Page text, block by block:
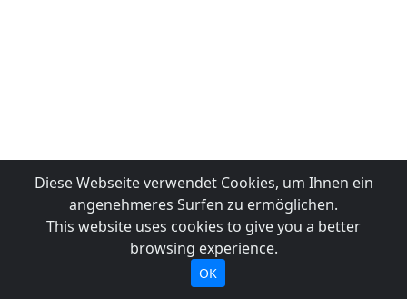
Diese Webseite verwendet Cookies, um Ihnen ein
angenehmeres Surfen zu ermöglichen.
This website uses cookies to give you a better
browsing experience.
OK